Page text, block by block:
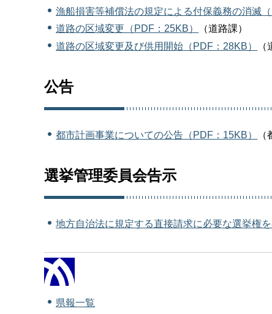
漁船損害等補償法の規定による付保義務の消滅（
道路の区域変更（PDF：25KB）
（道路課）
道路の区域変更及び供用開始（PDF：28KB）
公告
都市計画事業についての公告（PDF：15KB）
選挙管理委員会告示
地方自治法に規定する直接請求に必要な選挙権
県報一覧